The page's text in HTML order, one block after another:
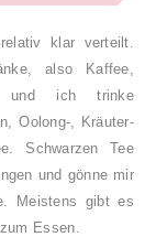
klar verteilt.
also Kaffee,
und ich trinke
Oolong-, Kräuter-
Schwarzen Tee
und gönne mir
Meistens gibt es
Essen.